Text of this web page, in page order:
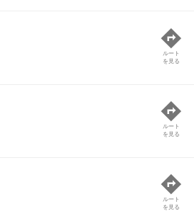
ルート
を見る
ルート
を見る
ルート
を見る